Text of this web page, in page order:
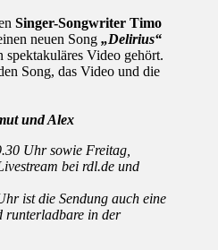
Singer-Songwriter Timo
neuen Song „Delirius“
spektakuläres Video gehört.
Song, das Video und die
und Alex
Uhr sowie Freitag,
bei rdl.de und
ist die Sendung auch eine
runterladbare in der